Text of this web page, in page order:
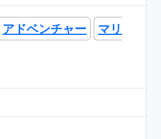
アドベンチャー マリ